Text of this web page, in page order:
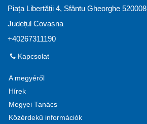
Piața Libertății 4, Sfântu Gheorghe 520008
Județul Covasna
+40267311190
Kapcsolat
A megyéről
Hírek
Megyei Tanács
Közérdekű információk